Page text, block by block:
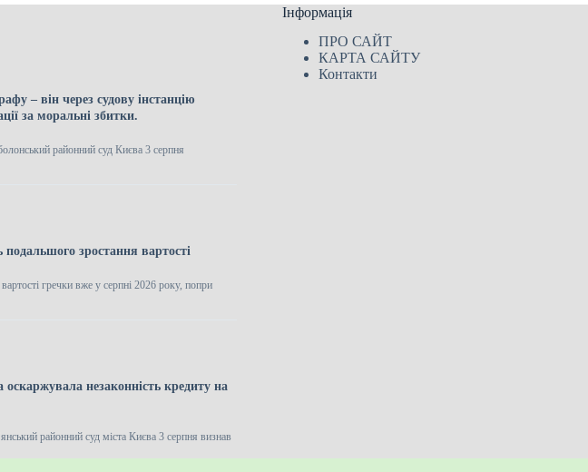
– він через судову інстанцію
за моральні збитки.
районний суд Києва 3 серпня
зростання вартості
гречки вже у серпні 2026 року, попри
незаконність кредиту на
районний суд міста Києва 3 серпня визнав
Інформація
ПРО САЙТ
КАРТА САЙТУ
Контакти